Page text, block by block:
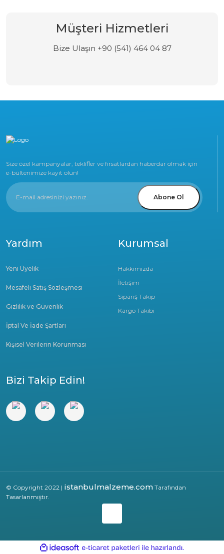
Müşteri Hizmetleri
Bize Ulaşın +90 (541) 464 04 87
Size özel kampanyalar, teklifler ve fırsatlardan haberdar olmak için
e-bültenimize kayıt olun!
Abone Ol
Kurumsal
Hakkımızda
İletişim
Sipariş Takip
Kargo Takibi
Yardım
Yeni Üyelik
Mesafeli Satış Sözleşmesi
Gizlilik ve Güvenlik
İptal Ve İade Şartları
Kişisel Verilerin Korunması
Bizi Takip Edin!
© Copyright 2022 | istanbulmalzeme.com Tarafından
Tasarlanmıştır.
ideasoft
e-